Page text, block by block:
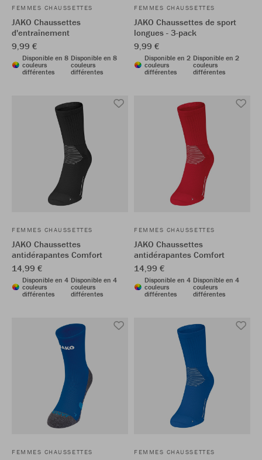
FEMMES CHAUSSETTES
JAKO Chaussettes
d'entraînement
9,99 €
Disponible en 8
couleurs
différentes
Disponible en 8
couleurs
différentes
FEMMES CHAUSSETTES
JAKO Chaussettes de sport
longues - 3-pack
9,99 €
Disponible en 2
couleurs
différentes
Disponible en 2
couleurs
différentes
FEMMES CHAUSSETTES
JAKO Chaussettes
antidérapantes Comfort
14,99 €
Disponible en 4
couleurs
différentes
Disponible en 4
couleurs
différentes
FEMMES CHAUSSETTES
JAKO Chaussettes
antidérapantes Comfort
14,99 €
Disponible en 4
couleurs
différentes
Disponible en 4
couleurs
différentes
FEMMES CHAUSSETTES FEMMES CHAUSSETTES